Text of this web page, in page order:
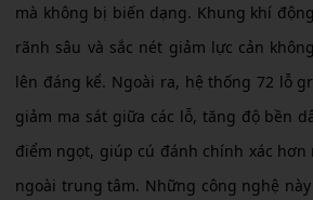
mà không bị biến dạng. Khung khí
rãnh sâu và sắc nét giảm lực cản
lên đáng kể. Ngoài ra, hệ thống 72 lỗ
giảm ma sát giữa các lỗ, tăng độ bền
điểm ngọt, giúp cú đánh chính xác hơn
ngoài trung tâm. Những công nghệ